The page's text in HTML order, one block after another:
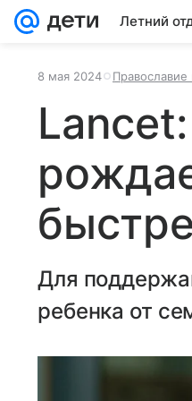
Летний
8 мая 2024
Для
ребенка от